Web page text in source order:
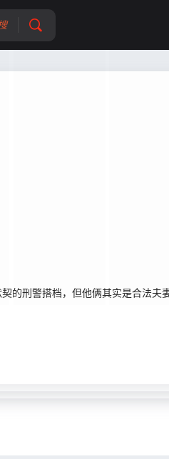
的刑警搭档，但他俩其实是合法夫